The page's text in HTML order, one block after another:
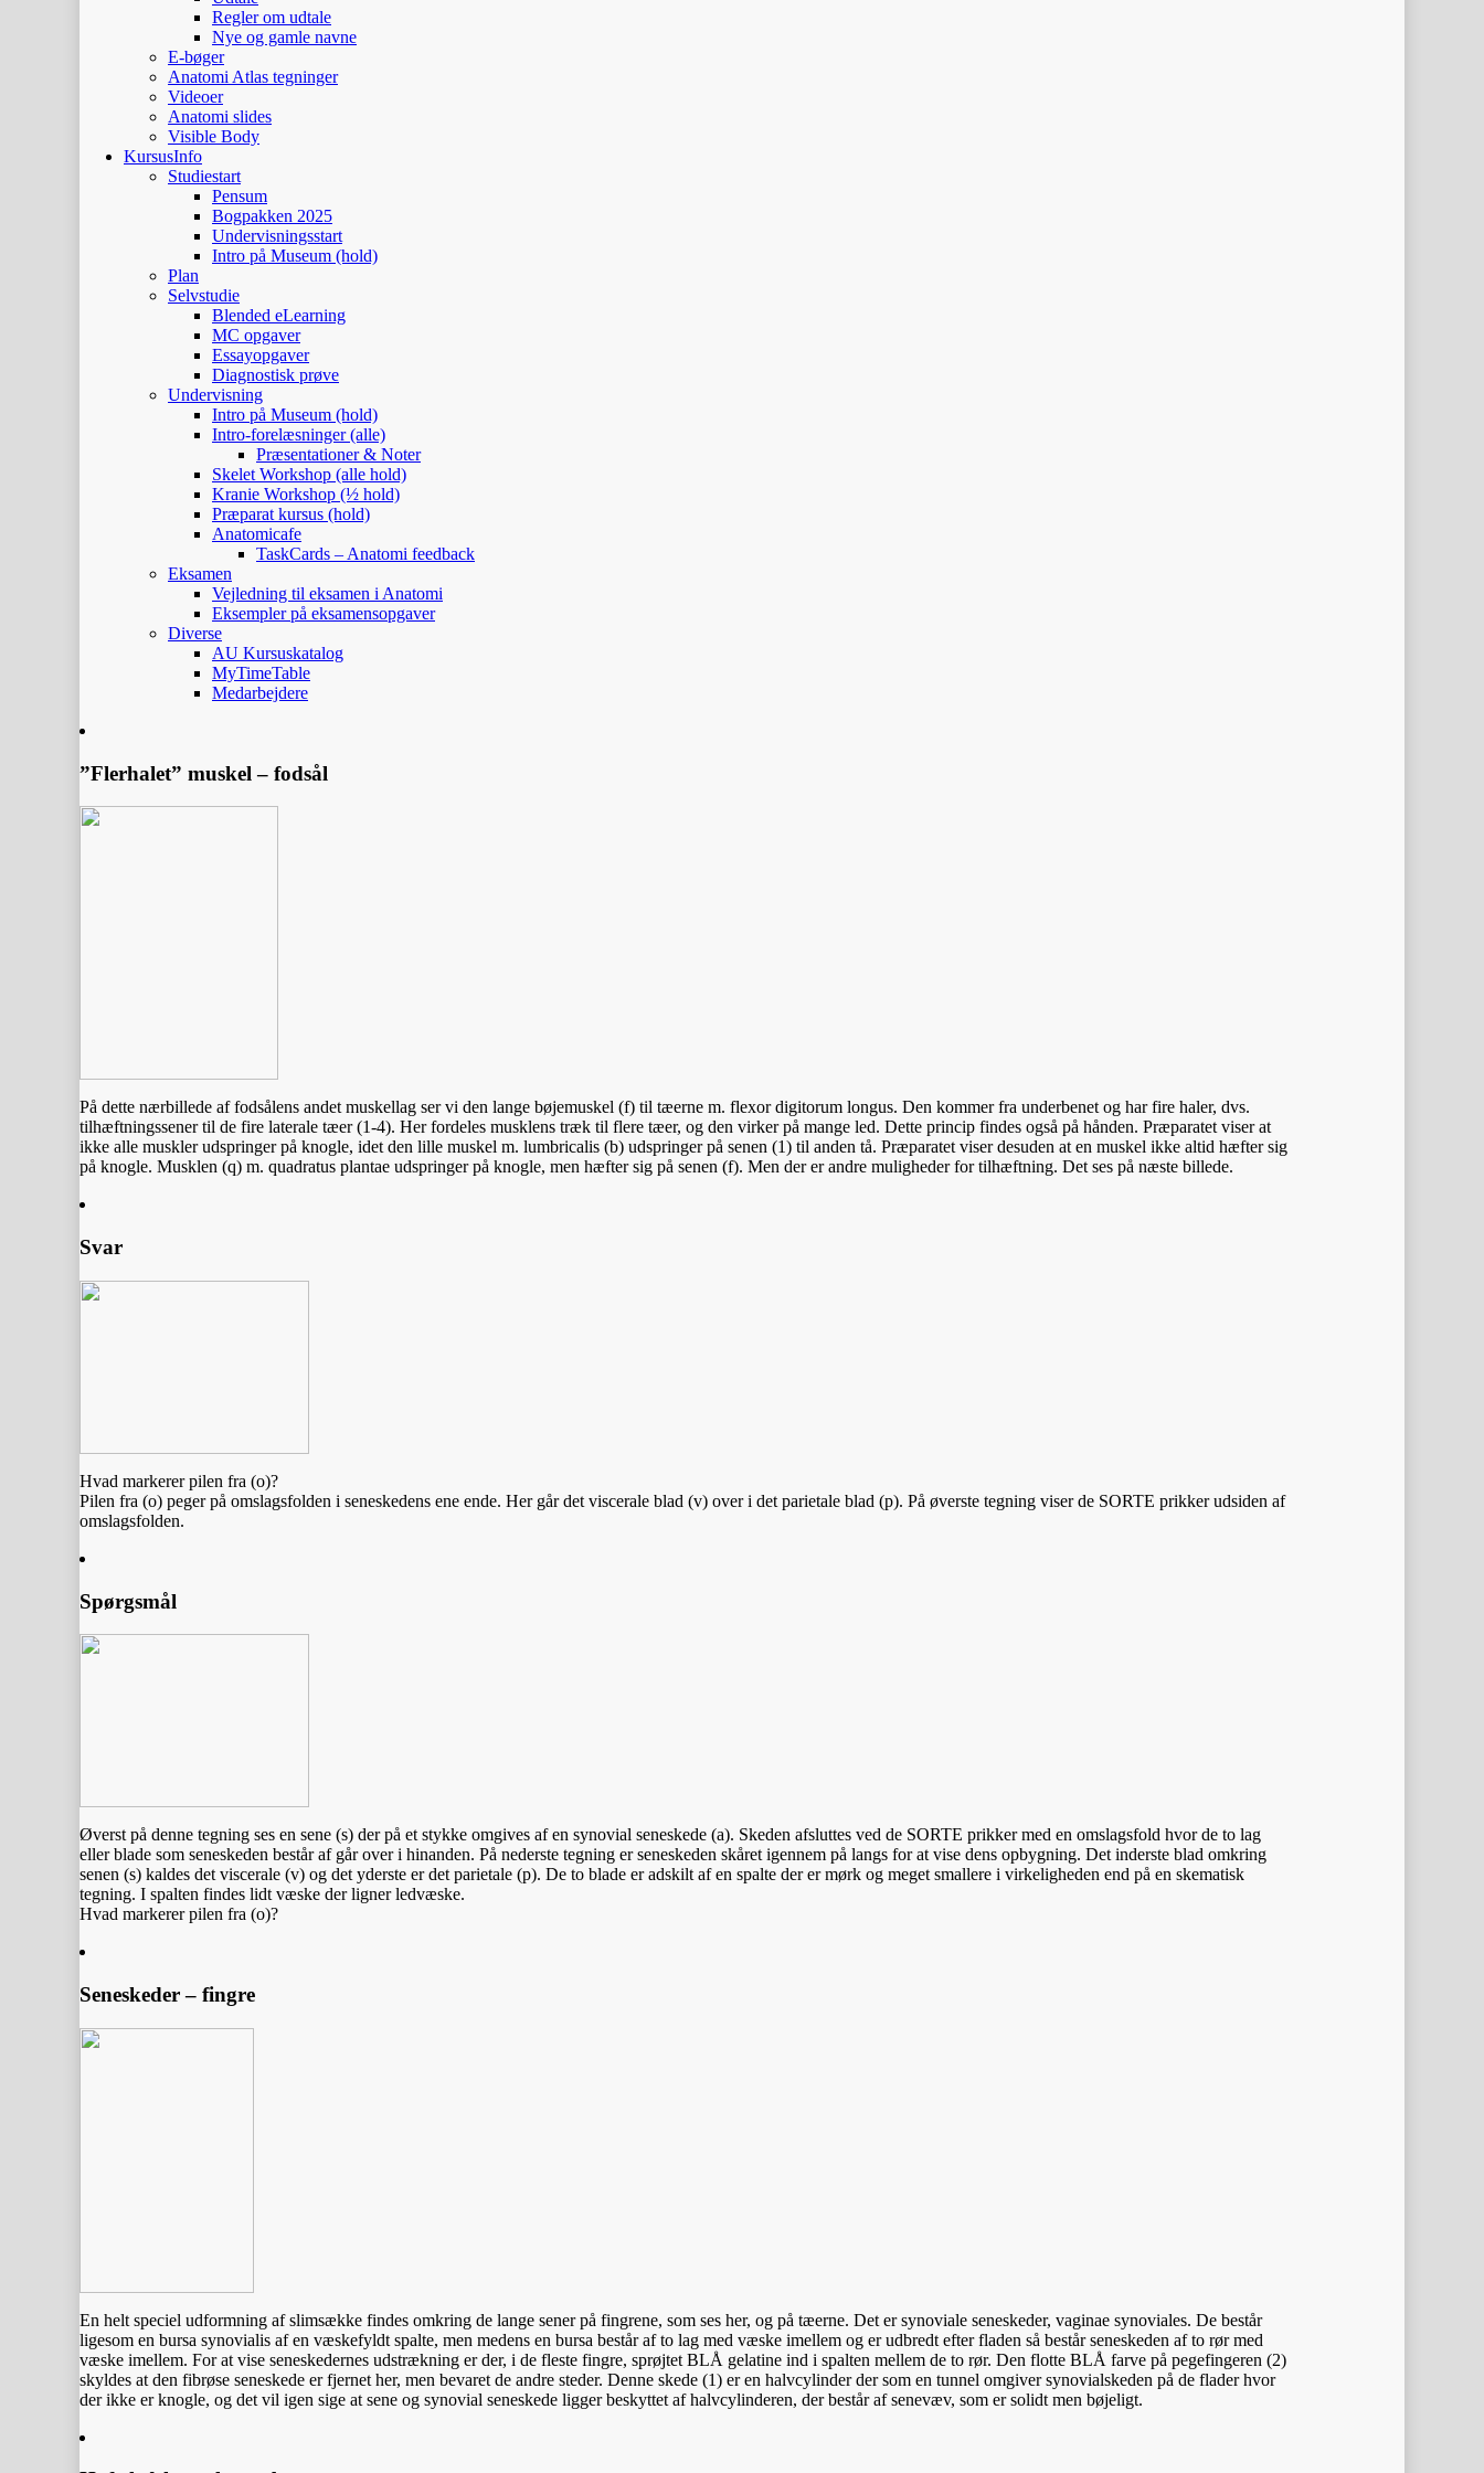
Regler om udtale
Nye og gamle navne
E-bøger
Anatomi Atlas tegninger
Videoer
Anatomi slides
Visible Body
KursusInfo
Studiestart
Pensum
Bogpakken 2025
Undervisningsstart
Intro på Museum (hold)
Plan
Selvstudie
Blended eLearning
MC opgaver
Essayopgaver
Diagnostisk prøve
Undervisning
Intro på Museum (hold)
Intro-forelæsninger (alle)
Præsentationer & Noter
Skelet Workshop (alle hold)
Kranie Workshop (½ hold)
Præparat kursus (hold)
Anatomicafe
TaskCards – Anatomi feedback
Eksamen
Vejledning til eksamen i Anatomi
Eksempler på eksamensopgaver
Diverse
AU Kursuskatalog
MyTimeTable
Medarbejdere
”Flerhalet” muskel – fodsål
På dette nærbillede af fodsålens andet muskellag ser vi den lange bøjemuskel (f) til tæerne m. flexor digitorum longus. Den kommer fra underbenet og har fire haler, dvs.
tilhæftningssener til de fire laterale tæer (1-4). Her fordeles musklens træk til flere tæer, og den virker på mange led. Dette princip findes også på hånden. Præparatet viser at
ikke alle muskler udspringer på knogle, idet den lille muskel m. lumbricalis (b) udspringer på senen (1) til anden tå. Præparatet viser desuden at en muskel ikke altid hæfter sig
på knogle. Musklen (q) m. quadratus plantae udspringer på knogle, men hæfter sig på senen (f). Men der er andre muligheder for tilhæftning. Det ses på næste billede.
Svar
Hvad markerer pilen fra (o)?
Pilen fra (o) peger på omslagsfolden i seneskedens ene ende. Her går det viscerale blad (v) over i det parietale blad (p). På øverste tegning viser de SORTE prikker udsiden af
omslagsfolden.
Spørgsmål
Øverst på denne tegning ses en sene (s) der på et stykke omgives af en synovial seneskede (a). Skeden afsluttes ved de SORTE prikker med en omslagsfold hvor de to lag
eller blade som seneskeden består af går over i hinanden. På nederste tegning er seneskeden skåret igennem på langs for at vise dens opbygning. Det inderste blad omkring
senen (s) kaldes det viscerale (v) og det yderste er det parietale (p). De to blade er adskilt af en spalte der er mørk og meget smallere i virkeligheden end på en skematisk
tegning. I spalten findes lidt væske der ligner ledvæske.
Hvad markerer pilen fra (o)?
Seneskeder – fingre
En helt speciel udformning af slimsække findes omkring de lange sener på fingrene, som ses her, og på tæerne. Det er synoviale seneskeder, vaginae synoviales. De består
ligesom en bursa synovialis af en væskefyldt spalte, men medens en bursa består af to lag med væske imellem og er udbredt efter fladen så består seneskeden af to rør med
væske imellem. For at vise seneskedernes udstrækning er der, i de fleste fingre, sprøjtet BLÅ gelatine ind i spalten mellem de to rør. Den flotte BLÅ farve på pegefingeren (2)
skyldes at den fibrøse seneskede er fjernet her, men bevaret de andre steder. Denne skede (1) er en halvcylinder der som en tunnel omgiver synovialskeden på de flader hvor
der ikke er knogle, og det vil igen sige at sene og synovial seneskede ligger beskyttet af halvcylinderen, der består af senevæv, som er solidt men bøjeligt.